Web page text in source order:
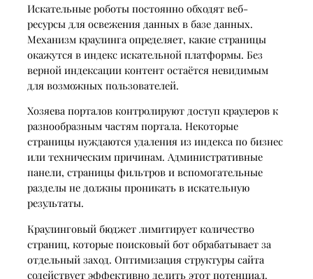
Искательные роботы постоянно обходят веб-
ресурсы для освежения данных в базе данных.
Механизм краулинга определяет, какие страницы
окажутся в индекс искательной платформы. Без
верной индексации контент остаётся невидимым
для возможных пользователей.
Хозяева порталов контролируют доступ краулеров к
разнообразным частям портала. Некоторые
страницы нуждаются удаления из индекса по бизнес
или техническим причинам. Административные
панели, страницы фильтров и вспомогательные
разделы не должны проникать в искательную
результаты.
Краулинговый бюджет лимитирует количество
страниц, которые поисковый бот обрабатывает за
отдельный заход. Оптимизация структуры сайта
содействует эффективно делить этот потенциал.